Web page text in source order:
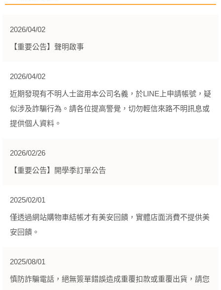
2026/04/02
【重要公告】聲明啟事
2026/04/02
近期發現有不明人士盜用本公司名義，於LINE上申請帳號，疑
似涉及詐騙行為。請各位提高警覺，切勿輕信來路不明訊息或
提供個人資料。
2026/02/26
【重要公告】開學季訂單公告
2025/02/01
僅透過網站購物車結帳才有美安回饋，實體店面消費不提供美
安回饋。
2025/08/01
慎防詐騙電話，絕無簽單錯誤造成重覆扣款或重覆出貨，請您